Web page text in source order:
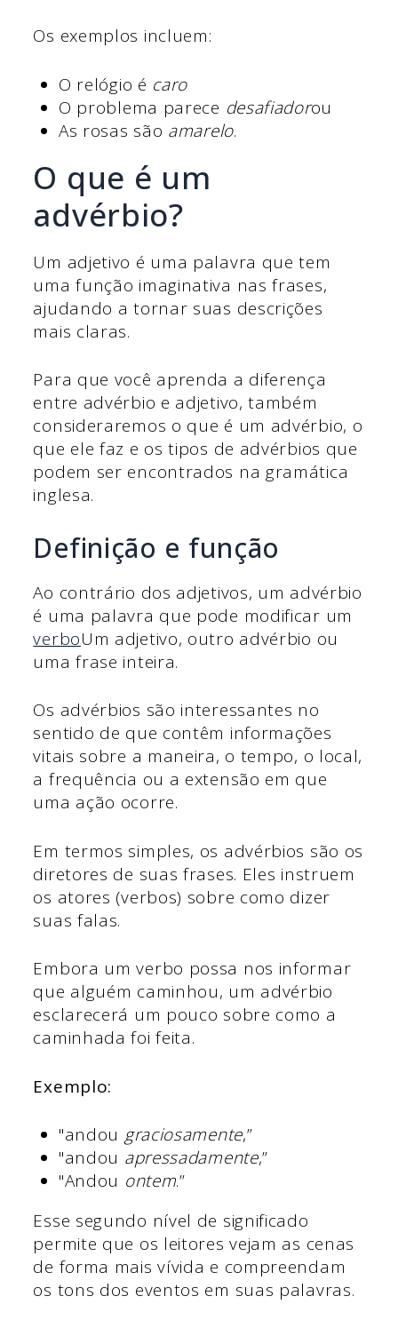
Os exemplos incluem:
O relógio é caro
O problema parece desafiadorou
As rosas são amarelo.
O que é um
advérbio?
Um adjetivo é uma palavra que tem
uma função imaginativa nas frases,
ajudando a tornar suas descrições
mais claras.
Para que você aprenda a diferença
entre advérbio e adjetivo, também
consideraremos o que é um advérbio, o
que ele faz e os tipos de advérbios que
podem ser encontrados na gramática
inglesa.
Definição e função
Ao contrário dos adjetivos, um advérbio
é uma palavra que pode modificar um
verboUm adjetivo, outro advérbio ou
uma frase inteira.
Os advérbios são interessantes no
sentido de que contêm informações
vitais sobre a maneira, o tempo, o local,
a frequência ou a extensão em que
uma ação ocorre.
Em termos simples, os advérbios são os
diretores de suas frases. Eles instruem
os atores (verbos) sobre como dizer
suas falas.
Embora um verbo possa nos informar
que alguém caminhou, um advérbio
esclarecerá um pouco sobre como a
caminhada foi feita.
Exemplo:
"andou graciosamente,”
"andou apressadamente,”
"Andou ontem.”
Esse segundo nível de significado
permite que os leitores vejam as cenas
de forma mais vívida e compreendam
os tons dos eventos em suas palavras.